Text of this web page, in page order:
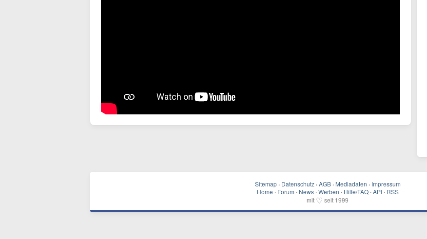
Sitemap · Datenschutz · AGB · Mediadaten · Impressum
Home · Forum · News · Werben · Hilfe/FAQ · API · RSS
mit ♡ seit 1999